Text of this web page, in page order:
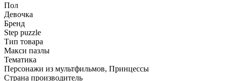
Пол
Девочка
Бренд
Step puzzle
Тип товара
Макси пазлы
Тематика
Персонажи из мультфильмов, Принцессы
Страна производитель